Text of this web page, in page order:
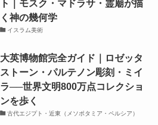
ト｜モスク・マドラサ・霊廟が描
く神の幾何学
イスラム美術
大英博物館完全ガイド｜ロゼッタ
ストーン・パルテノン彫刻・ミイ
ラ──世界文明800万点コレクショ
ンを歩く
古代エジプト・近東（メソポタミア・ペルシア）